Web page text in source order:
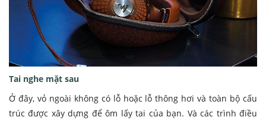
Tai nghe mặt sau
Ở đây, vỏ ngoài không có lỗ hoặc lỗ thông hơi và toàn bộ cấu
trúc được xây dựng để ôm lấy tai của bạn. Và các trình điều